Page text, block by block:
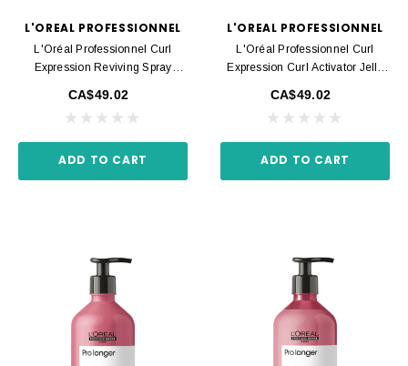
L'OREAL PROFESSIONNEL
L'Oréal Professionnel Curl
Expression Reviving Spray
CA$49.02
ADD TO CART
L'OREAL PROFESSIONNEL
L'Oréal Professionnel Curl
Expression Curl Activator Jelly
CA$49.02
ADD TO CART